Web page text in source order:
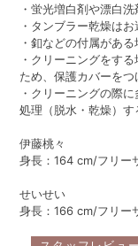
・蛍光増白剤や漂白
・タンブラー乾燥はお
・釦などの付属があ
・クリーニングをす
ため、保護カバーをつ
・クリーニングの際
処理（脱水・乾燥）す
伊藤桃々
身長：164 cm/フリー
せいせい
身長：166 cm/フリー